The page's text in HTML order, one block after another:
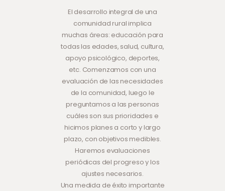
El desarrollo integral de una
comunidad rural implica
muchas áreas: educación para
todas las edades, salud, cultura,
apoyo psicológico, deportes,
etc. Comenzamos con una
evaluación de las necesidades
de la comunidad, luego le
preguntamos a las personas
cuáles son sus prioridades e
hicimos planes a corto y largo
plazo, con objetivos medibles.
Haremos evaluaciones
periódicas del progreso y los
ajustes necesarios.
Una medida de éxito importante